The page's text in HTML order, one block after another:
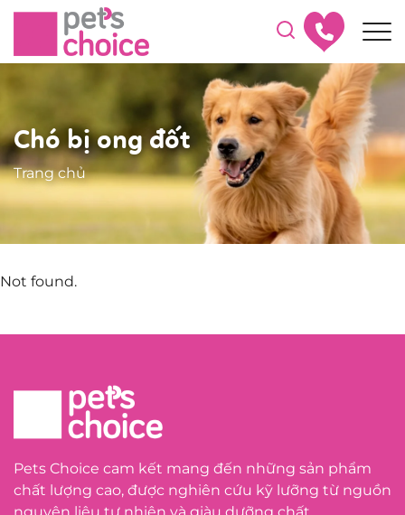
Chó bị ong đốt
Trang chủ
Not found.
Pets Choice cam kết mang đến những sản phẩm
chất lượng cao, được nghiên cứu kỹ lưỡng từ nguồn